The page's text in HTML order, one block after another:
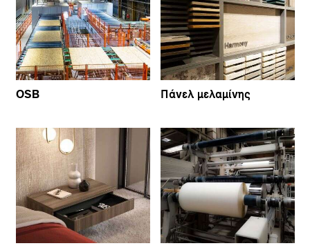
OSB Πάνελ μελαμίνης